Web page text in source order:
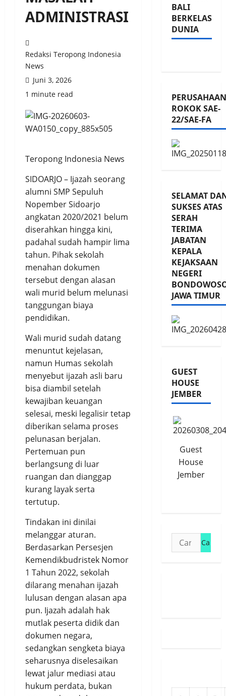
ADMINISTRASI
Redaksi Teropong Indonesia
News
Juni 3, 2026
1 minute read
Teropong Indonesia News
SIDOARJO – Ijazah seorang
alumni SMP Sepuluh
Nopember Sidoarjo
angkatan 2020/2021 belum
diserahkan hingga kini,
padahal sudah hampir lima
tahun. Pihak sekolah
menahan dokumen
tersebut dengan alasan
wali murid belum melunasi
tanggungan biaya
pendidikan.
Wali murid sudah datang
menuntut kejelasan,
namun Humas sekolah
menyebut ijazah asli baru
bisa diambil setelah
kewajiban keuangan
selesai, meski legalisir tetap
diberikan selama proses
pelunasan berjalan.
Pertemuan pun
berlangsung di luar
ruangan dan dianggap
kurang layak serta
tertutup.
Tindakan ini dinilai
melanggar aturan.
Berdasarkan Persesjen
Kemendikbudristek Nomor
1 Tahun 2022, sekolah
dilarang menahan ijazah
lulusan dengan alasan apa
pun. Ijazah adalah hak
mutlak peserta didik dan
dokumen negara,
sedangkan sengketa biaya
seharusnya diselesaikan
lewat jalur mediasi atau
hukum perdata, bukan
BALI
BERKELAS
DUNIA
PERUSAHAAN
ROKOK SAE-
22/SAE-FA
SELAMAT
SUKSES ATAS
SERAH
TERIMA
JABATAN
KEPALA
KEJAKSAAN
NEGERI
JAWA TIMUR
GUEST
HOUSE
JEMBER
Guest
House
Jember
Cari
untuk: